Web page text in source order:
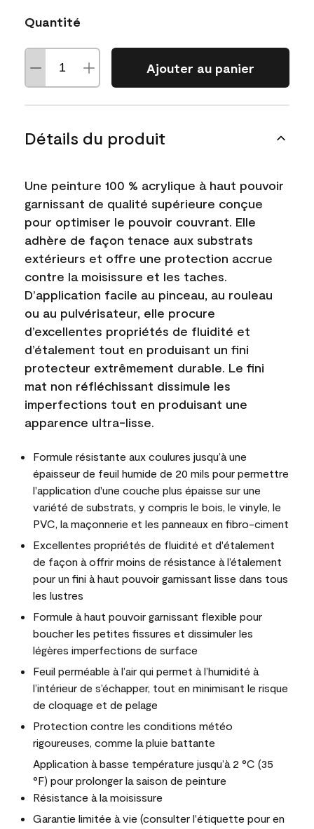
Quantité
Ajouter au panier
Détails du produit
Une peinture 100 % acrylique à haut pouvoir
garnissant de qualité supérieure conçue
pour optimiser le pouvoir couvrant. Elle
adhère de façon tenace aux substrats
extérieurs et offre une protection accrue
contre la moisissure et les taches.
D’application facile au pinceau, au rouleau
ou au pulvérisateur, elle procure
d’excellentes propriétés de fluidité et
d’étalement tout en produisant un fini
protecteur extrêmement durable. Le fini
mat non réfléchissant dissimule les
imperfections tout en produisant une
apparence ultra-lisse.
Formule résistante aux coulures jusqu’à une
épaisseur de feuil humide de 20 mils pour permettre
l'application d'une couche plus épaisse sur une
variété de substrats, y compris le bois, le vinyle, le
PVC, la maçonnerie et les panneaux en fibro-ciment
Excellentes propriétés de fluidité et d'étalement
de façon à offrir moins de résistance à l’étalement
pour un fini à haut pouvoir garnissant lisse dans tous
les lustres
Formule à haut pouvoir garnissant flexible pour
boucher les petites fissures et dissimuler les
légères imperfections de surface
Feuil perméable à l’air qui permet à l’humidité à
l’intérieur de s’échapper, tout en minimisant le risque
de cloquage et de pelage
Protection contre les conditions météo
rigoureuses, comme la pluie battante
Application à basse température jusqu’à 2 °C (35
°F) pour prolonger la saison de peinture
Résistance à la moisissure
Garantie limitée à vie (consulter l'étiquette pour en